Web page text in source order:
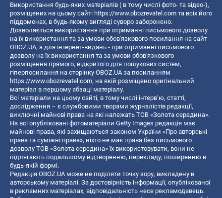
Використання будь-яких матеріалів ( в тому числі фото- та відео-),
розміщених на цьому сайті https://www.obozrevatel.com та всіх його
піддоменах, в будь-якому вигляді суворо заборонено.
Дозволяється використання при отриманні письмового дозволу
на їх використання та за умови обов'язкового посилання на сайт
OBOZ.UA, а для інтернет-видань - при отриманні письмового
дозволу на їх використання та за умови обов'язкового
розміщення прямого, відкритого для пошукових систем,
гіперпосилання на сторінку OBOZ.UA за посиланням
https://www.obozrevatel.com, на якій розміщено оригінальний
матеріал в першому абзаці матеріалу.
Всі матеріали на цьому сайті, в тому числі інтерв’ю, статті,
дослідження – є службовими творами журналістів редакції,
виключні майнові права на які належать ТОВ «Золота середина».
На всі опубліковані фотоматеріали Getty Images редакція має
майнові права, які захищаються законом України «Про авторські
права та суміжні права», ніхто не має права без письмового
дозволу ТОВ «Золота середина» їх використовувати, вони не
підлягають подальшому відтворенню, перекладу, поширенню в
будь-якій формі.
Редакція OBOZ.UA може не поділяти точку зору, викладену в
авторському матеріалі. За достовірність інформації, опублікованої
в рекламних матеріалах, відповідальність несе рекламодавець.